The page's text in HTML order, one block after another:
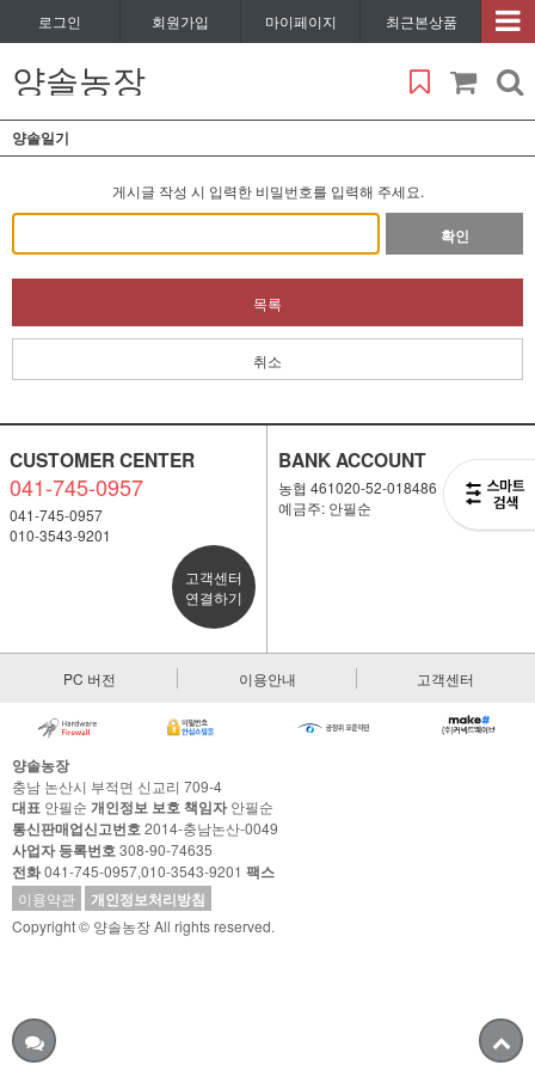
로그인 회원가입 마이페이지 최근본상품
양솔농장
양솔일기
게시글 작성 시 입력한 비밀번호를 입력해 주세요.
확인
목록
취소
CUSTOMER CENTER
041-745-0957
041-745-0957
010-3543-9201
고객센터
연결하기
BANK ACCOUNT
농협 461020-52-018486
예금주: 안필순
PC 버전 이용안내 고객센터
양솔농장
충남 논산시 부적면 신교리 709-4
대표 안필순 개인정보 보호 책임자안필순
통신판매업신고번호2014-충남논산-0049
사업자 등록번호308-90-74635
전화041-745-0957,010-3543-9201 팩스
이용약관 개인정보처리방침
Copyright © 양솔농장 All rights reserved.